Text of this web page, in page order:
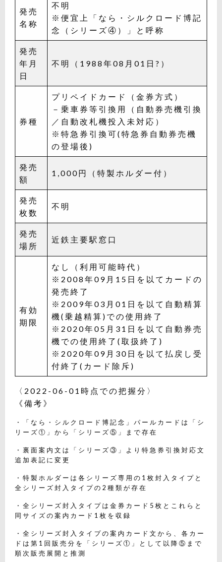
発売
名称
不明
※便宜上「なら・シルクロード博記
念（シリーズ④）」と呼称
発売
年月
日
不明（1988年08月01日?）
券種
プリペイドカード（金券方式）
－乗車券等引換用（自動券売機引換
／自動改札機投入未対応）
※特急券引換可(特急券自動券売機
の登場後)
発売
額
1,000円（特製ホルダー付）
発売
枚数
不明
発売
場所
近鉄主要駅窓口
有効
期限
なし（利用可能時代）
※2008年09月15日を以てカードの
発売終了
※2009年03月01日を以て自動精算
機(乗越精算)での使用終了
※2020年05月31日を以て自動券売
機での使用終了(取扱終了)
※2020年09月30日を以て払戻し受
付終了(カード除斥)
〈2022-06-01時点での把握分〉
《備考》
・「なら・シルクロード博記念」パールカードは「シ
リーズ①」から「シリーズ⑤」まで存在
・裏面案内文は「シリーズ③」より特急券引換対応文
追加表記に変更
・特製ホルダーは各シリーズ専用の1枚封入タイプと
全シリーズ封入タイプの2種類が存在
・全シリーズ封入タイプは金券カード5枚とこれらと
同サイズの案内カード1枚を収録
・全シリーズ封入タイプの案内カード文から、各カー
ドは第1回販売分を「シリーズ①」として以降⑤まで
順次販売展開と推測